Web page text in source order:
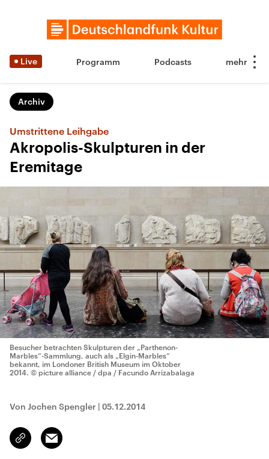
Live Programm Podcasts
Archiv
Umstrittene Leihgabe
Akropolis-Skulpturen in der
Eremitage
Besucher betrachten Skulpturen der „Parthenon-
Marbles“-Sammlung, auch als „Elgin-Marbles“
bekannt, im Londoner British Museum im Oktober
2014. © picture alliance / dpa / Facundo Arrizabalaga
Von Jochen Spengler | 05.12.2014
Link
kopieren/teilen
Email